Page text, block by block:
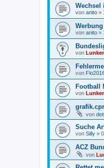
Wechsel
von anito »
von anito »
von
von
Football
von
von
Suche
von Silly »
ACZ
von